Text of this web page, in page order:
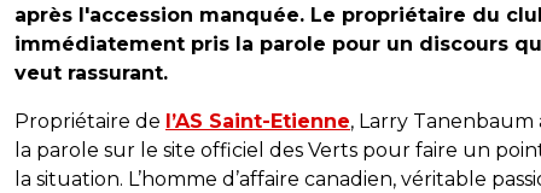
après l'accession manquée. Le propriétaire du
immédiatement pris la parole pour un discours
veut rassurant.
Propriétaire de l’AS Saint-Etienne, Larry Tanenbaum
la parole sur le site officiel des Verts pour faire un
la situation. L’homme d’affaire canadien, véritable